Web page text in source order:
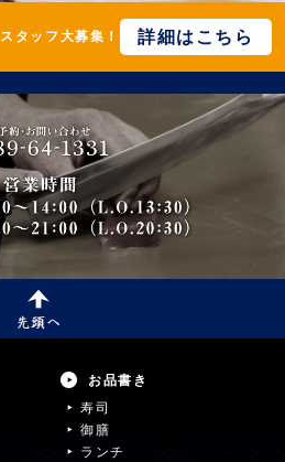
タッフ大募集！ 詳細はこちら
お品書き
寿司
御膳
ランチ